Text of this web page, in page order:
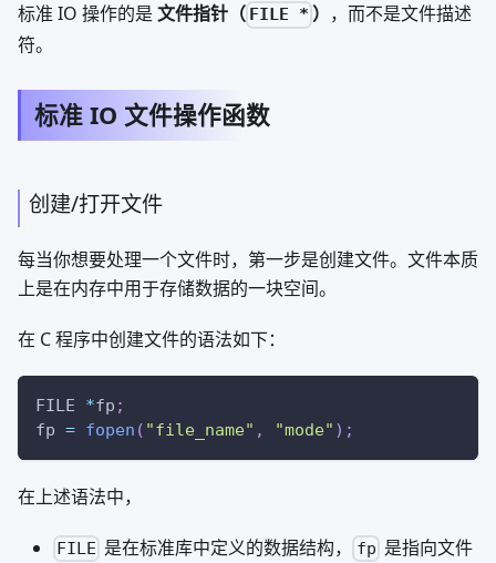
标准 IO 操作的是文件指针（ FILE * ） ，而不是文件描述
符。
标准 IO 文件操作函数
创建/打开文件
每当你想要处理一个文件时，第一步是创建文件。文件本质
上是在内存中用于存储数据的一块空间。
在 C 程序中创建文件的语法如下：
FILE *fp ;
fp = fopen ( "file_name" , "mode" ) ;
在上述语法中，
FILE 是在标准库中定义的数据结构， fp 是指向文件